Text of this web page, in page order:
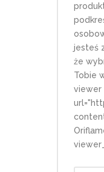
jesteś
że
Tobie
viewer